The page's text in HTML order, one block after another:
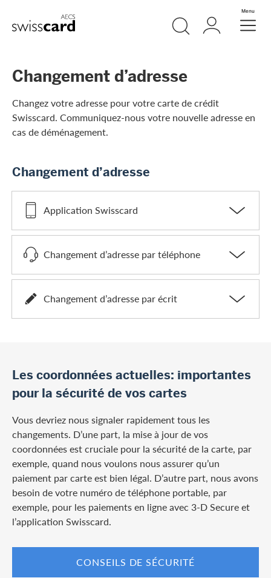
Header
Logo Meta Navigation
Recherche
Login Menu
Changement d’adresse
Changez votre adresse pour votre carte de crédit
Swisscard. Communiquez-nous votre nouvelle adresse en
cas de déménagement.
Changement d’adresse
Application Swisscard
Changement d’adresse par téléphone
Changement d’adresse par écrit
Les coordonnées actuelles: importantes
pour la sécurité de vos cartes
Vous devriez nous signaler rapidement tous les
changements. D’une part, la mise à jour de vos
coordonnées est cruciale pour la sécurité de la carte, par
exemple, quand nous voulons nous assurer qu’un
paiement par carte est bien légal. D’autre part, nous avons
besoin de votre numéro de téléphone portable, par
exemple, pour les paiements en ligne avec 3-D Secure et
l’application Swisscard.
CONSEILS DE SÉCURITÉ